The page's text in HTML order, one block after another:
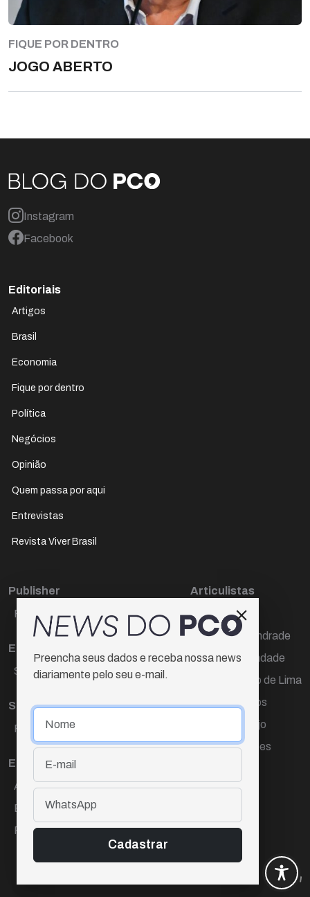
FIQUE POR DENTRO
JOGO ABERTO
Instagram
Facebook
Editoriais
Artigos
Brasil
Economia
Fique por dentro
Política
Negócios
Opinião
Quem passa por aqui
Entrevistas
Revista Viver Brasil
Publisher
Paulo Cesar de Oliveira
Editora Chefe
Sueli Cotta
Sub-editora
Raquel Ayres
Equipe
Ana Lúcia Cortez
Eliane Hardy
Fernando Torres
Articulistas
Décio Freire
Dr Marcos Andrade
Hamilton Trindade
Igor Carvalho de Lima
Mario Campos
Renata Araújo
Wagner Gomes
Preencha seus dados e receba nossa news
diariamente pelo seu e-mail.